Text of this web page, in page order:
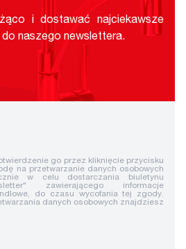
i dostawać najciekawsze
naszego newslettera.
go przez kliknięcie przycisku
na przetwarzanie danych osobowych
w celu dostarczania biuletynu
zawierającego informacje
do czasu wycofania tej zgody.
danych osobowych znajdziesz